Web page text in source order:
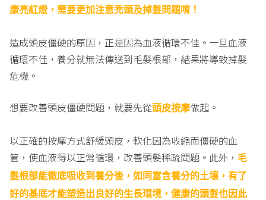
康亮紅燈，需要更加注意禿頭及掉髮問題唷！
造成頭皮僵硬的原因，正是因為血液循環不佳。一旦血液
循環不佳，養分就無法傳送到毛髮根部，結果將導致掉髮
危機。
想要改善頭皮僵硬問題，就要先從頭皮按摩做起。
以正確的按摩方式舒緩頭皮，軟化因為收縮而僵硬的血
管，使血液得以正常循環，改善頭髮稀疏問題。此外， 毛
髮根部能徹底吸收到養分後，如同富含養分的土壤，有了
好的基底才能塑造出良好的生長環境，健康的頭髮也因此